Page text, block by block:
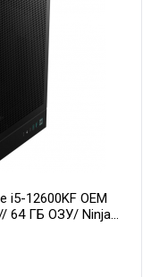
i5-12600KF OEM
64 ГБ ОЗУ/ Ninja
DVI DP HDMI 2/